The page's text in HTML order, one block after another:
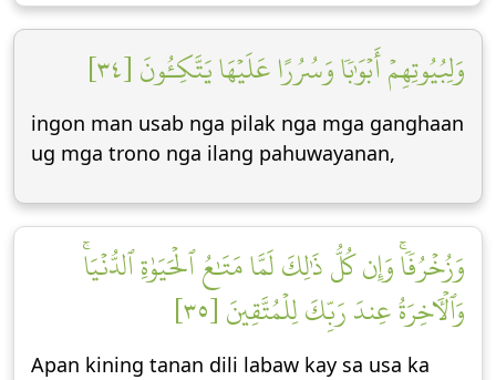
وَلِبُيُوتِهِمۡ أَبۡوَٰبٗا وَسُرُرًا عَلَيۡهَا يَتَّكِـُٔونَ [٣٤]
ingon man usab nga pilak nga mga ganghaan
ug mga trono nga ilang pahuwayanan,
وَزُخۡرُفٗاۚ وَإِن كُلُّ ذَٰلِكَ لَمَّا مَتَٰعُ ٱلۡحَيَوٰةِ ٱلدُّنۡيَاۚ
وَٱلۡأٓخِرَةُ عِندَ رَبِّكَ لِلۡمُتَّقِينَ [٣٥]
Apan kining tanan dili labaw kay sa usa ka